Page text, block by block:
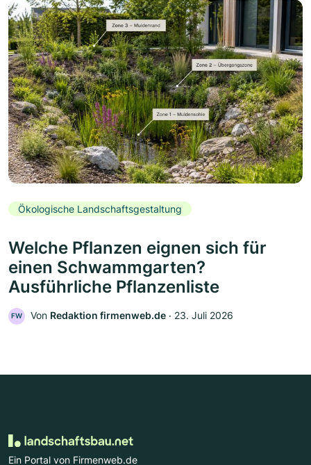
Ökologische Landschaftsgestaltung
Welche Pflanzen eignen sich für
einen Schwammgarten?
Ausführliche Pflanzenliste
FW Von Redaktion firmenweb.de ‧ 23. Juli 2026
Ein Portal von Firmenweb.de